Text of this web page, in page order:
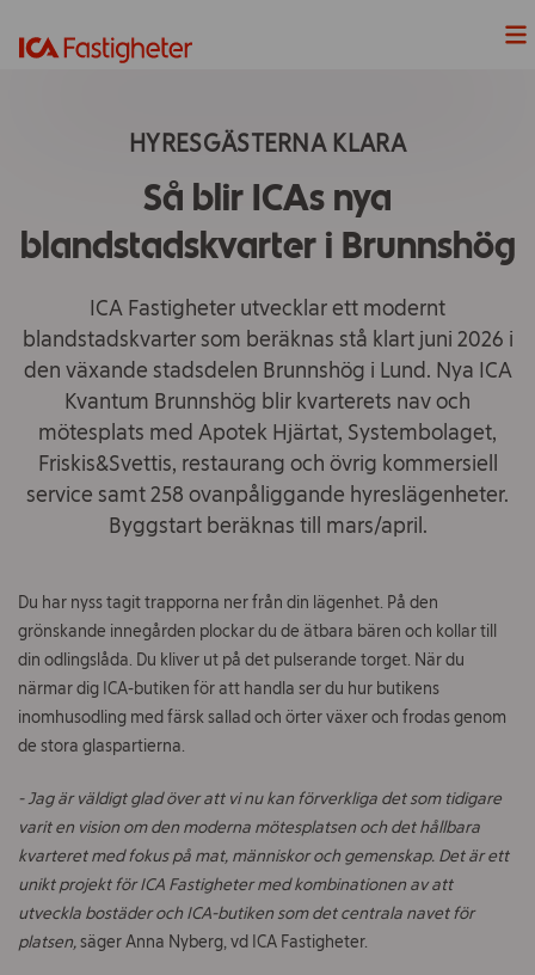
Våra fastigheter
Lediga Lokaler
Hållbarhet
Våra handelsplatser
ICAs fyra butiksformat
Kontakt
Jobba hos oss
Vad
du?
HYRESGÄSTERNA KLARA
Så blir ICAs nya
blandstadskvarter i Brunnshög
ICA Fastigheter utvecklar ett modernt
blandstadskvarter som beräknas stå klart juni 2026 i
den växande stadsdelen Brunnshög i Lund. Nya ICA
Kvantum Brunnshög blir kvarterets nav och
mötesplats med Apotek Hjärtat, Systembolaget,
Friskis&Svettis, restaurang och övrig kommersiell
service samt 258 ovanpåliggande hyreslägenheter.
Byggstart beräknas till mars/april.
Du har nyss tagit trapporna ner från din lägenhet. På den
grönskande innegården plockar du de ätbara bären och kollar till
din odlingslåda. Du kliver ut på det pulserande torget. När du
närmar dig ICA-butiken för att handla ser du hur butikens
inomhusodling med färsk sallad och örter växer och frodas genom
de stora glaspartierna.
- Jag är väldigt glad över att vi nu kan förverkliga det som tidigare
varit en vision om den moderna mötesplatsen och det hållbara
kvarteret med fokus på mat, människor och gemenskap. Det är ett
unikt projekt för ICA Fastigheter med kombinationen av att
utveckla bostäder och ICA-butiken som det centrala navet för
platsen,säger Anna Nyberg, vd ICA Fastigheter.